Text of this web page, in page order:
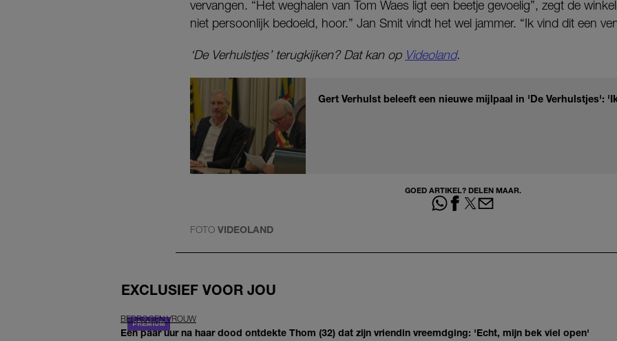
vervangen. “Het weghalen van Tom Waes ligt een beetje gevoelig”, zegt de
niet persoonlijk bedoeld, hoor.” Jan Smit vindt het wel jammer. “Ik vind dit een
‘De Verhulstjes’ terugkijken? Dat kan op Videoland.
Gert Verhulst beleeft een nieuwe mijlpaal in 'De Verhulstjes':
GOED ARTIKEL? DELEN MAAR.
FOTO VIDEOLAND
EXCLUSIEF VOOR JOU
BEDROGEN VROUW
Een paar uur na haar dood ontdekte Thom (32) dat zijn vriendin vreemdging: 'Echt, mijn bek viel open'